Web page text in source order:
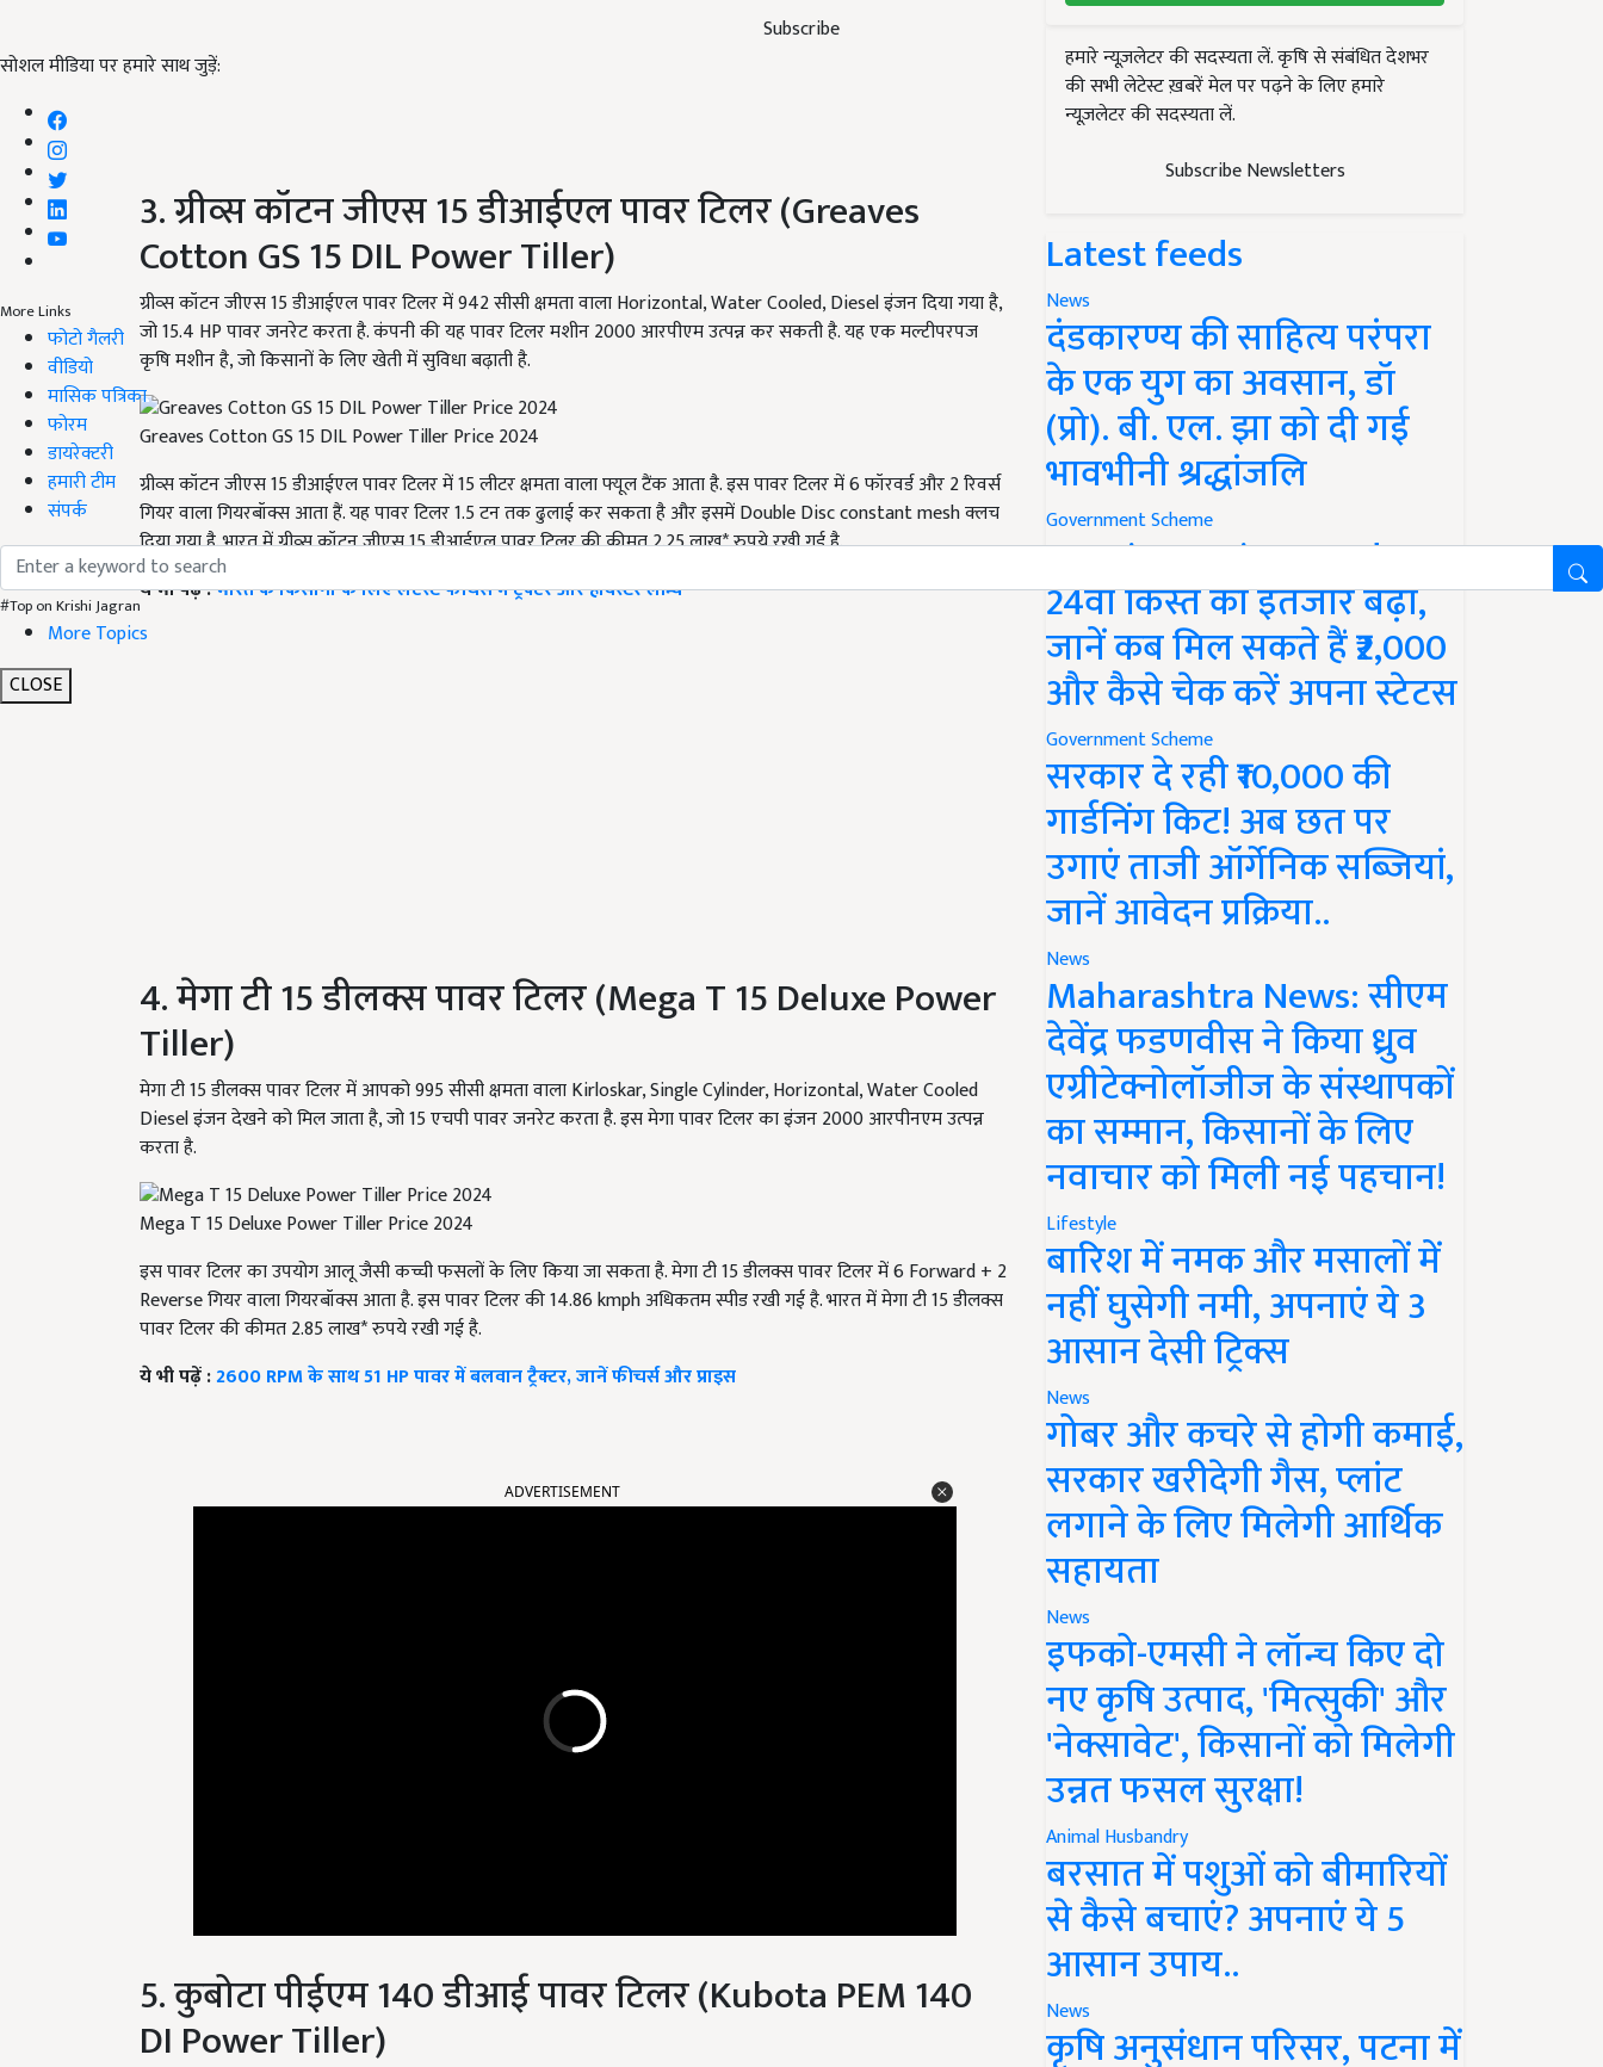
Subscribe
सोशल मीडिया पर हमारे साथ जुड़ें:
More Links
फोटो गैलरी
वीडियो
मासिक पत्रिका
फोरम
डायरेक्टरी
हमारी टीम
संपर्क
#Top on Krishi Jagran
More Topics
CLOSE
3. ग्रीव्स कॉटन जीएस 15 डीआईएल पावर टिलर (Greaves
Cotton GS 15 DIL Power Tiller)
ग्रीव्स कॉटन जीएस 15 डीआईएल पावर टिलर में 942 सीसी क्षमता वाला Horizontal, Water Cooled, Diesel इंजन दिया गया है,
जो 15.4 HP पावर जनरेट करता है. कंपनी की यह पावर टिलर मशीन 2000 आरपीएम उत्पन्न कर सकती है. यह एक मल्टीपरपज
कृषि मशीन है, जो किसानों के लिए खेती में सुविधा बढ़ाती है.
Greaves Cotton GS 15 DIL Power Tiller Price 2024
ग्रीव्स कॉटन जीएस 15 डीआईएल पावर टिलर में 15 लीटर क्षमता वाला फ्यूल टैंक आता है. इस पावर टिलर में 6 फॉरवर्ड और 2 रिवर्स
गियर वाला गियरबॉक्स आता हैं. यह पावर टिलर 1.5 टन तक ढुलाई कर सकता है और इसमें Double Disc constant mesh क्लच
दिया गया है. भारत में ग्रीव्स कॉटन जीएस 15 डीआईएल पावर टिलर की कीमत 2.25 लाख* रुपये रखी गई है.
ये भी पढ़ें :भारत के किसानों के लिए लेटेस्ट फीचर्स में ट्रैक्टर और हार्वेस्टर लॉन्च
4. मेगा टी 15 डीलक्स पावर टिलर (Mega T 15 Deluxe Power
Tiller)
मेगा टी 15 डीलक्स पावर टिलर में आपको 995 सीसी क्षमता वाला Kirloskar, Single Cylinder, Horizontal, Water Cooled
Diesel इंजन देखने को मिल जाता है, जो 15 एचपी पावर जनरेट करता है. इस मेगा पावर टिलर का इंजन 2000 आरपीनएम उत्पन्न
करता है.
Mega T 15 Deluxe Power Tiller Price 2024
इस पावर टिलर का उपयोग आलू जैसी कच्ची फसलों के लिए किया जा सकता है. मेगा टी 15 डीलक्स पावर टिलर में 6 Forward + 2
Reverse गियर वाला गियरबॉक्स आता है. इस पावर टिलर की 14.86 kmph अधिकतम स्पीड रखी गई है. भारत में मेगा टी 15 डीलक्स
पावर टिलर की कीमत 2.85 लाख* रुपये रखी गई है.
ये भी पढ़ें :2600 RPM के साथ 51 HP पावर में बलवान ट्रैक्टर, जानें फीचर्स और प्राइस
5. कुबोटा पीईएम 140 डीआई पावर टिलर (Kubota PEM 140
DI Power Tiller)
कुबोटा पीईएम 140 डीआई पावर टिलर में आपको 709 सीसी क्षमता वाला 4-cycles, Horizontal Piston, Water Cooled and
हमारे न्यूज़लेटर की सदस्यता लें. कृषि से संबंधित देशभर
की सभी लेटेस्ट ख़बरें मेल पर पढ़ने के लिए हमारे
न्यूज़लेटर की सदस्यता लें.
Subscribe Newsletters
Latest feeds
News
दंडकारण्य की साहित्य परंपरा
के एक युग का अवसान, डॉ
(प्रो). बी. एल. झा को दी गई
भावभीनी श्रद्धांजलि
Government Scheme
PM Kisan Yojana Update:
24वीं किस्त का इंतजार बढ़ा,
जानें कब मिल सकते हैं ₹2,000
और कैसे चेक करें अपना स्टेटस
Government Scheme
सरकार दे रही ₹10,000 की
गार्डनिंग किट! अब छत पर
उगाएं ताजी ऑर्गेनिक सब्जियां,
जानें आवेदन प्रक्रिया..
News
Maharashtra News: सीएम
देवेंद्र फडणवीस ने किया ध्रुव
एग्रीटेक्नोलॉजीज के संस्थापकों
का सम्मान, किसानों के लिए
नवाचार को मिली नई पहचान!
Lifestyle
बारिश में नमक और मसालों में
नहीं घुसेगी नमी, अपनाएं ये 3
आसान देसी ट्रिक्स
News
गोबर और कचरे से होगी कमाई,
सरकार खरीदेगी गैस, प्लांट
लगाने के लिए मिलेगी आर्थिक
सहायता
News
इफको-एमसी ने लॉन्च किए दो
नए कृषि उत्पाद, 'मित्सुकी' और
'नेक्सावेट', किसानों को मिलेगी
उन्नत फसल सुरक्षा!
Animal Husbandry
बरसात में पशुओं को बीमारियों
से कैसे बचाएं? अपनाएं ये 5
आसान उपाय..
News
कृषि अनुसंधान परिसर, पटना में